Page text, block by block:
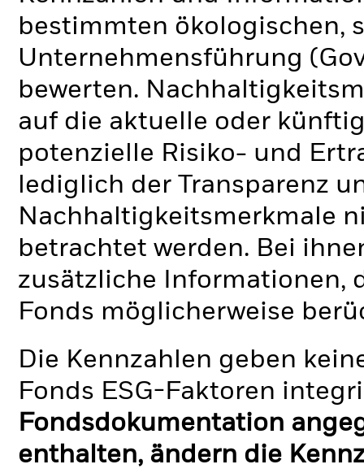
bestimmten ökologischen,
Unternehmensführung
bewerten.
auf die aktuelle oder
potenzielle Risiko- und
lediglich der Transparenz
Nachhaltigkeitsmerkmale
betrachtet werden. Bei
zusätzliche Informationen,
Fonds möglicherweise
Die Kennzahlen geben
Fonds ESG-Faktoren
Fondsdokumentation
enthalten, ändern die